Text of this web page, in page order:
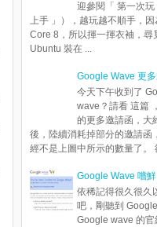
迎參閱「 第一次
上手 」），越玩越不順手，
Core 8，所以揮一揮衣袖，尋
Ubuntu 裝在 ...
Google Wave 更
今天下午收到了
wave？請看 這篇
的更多邀請函，大
後，陸續消耗掉部分的邀請函
經不是上圖中所示的數量了。
Google Wave 嚐鮮
依稀記得很久很久
吧，剛聽到
Google wave 的